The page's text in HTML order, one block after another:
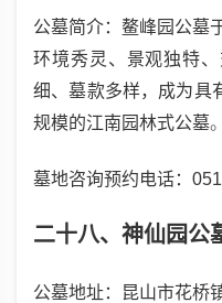
公墓简介：鳌峰园公墓
环境秀灵、景观独特
细、墓款多样，成为具
规模的江南园林式公墓。
墓地咨询预约电话：
二十八、神仙园公
公墓地址：昆山市花桥